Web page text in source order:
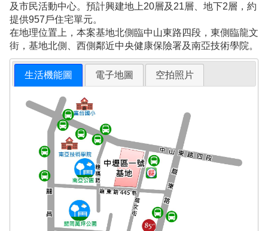
及市民活動中心。預計興建地上20層及21層、地下2層，約
提供957戶住宅單元。
在地理位置上，本案基地北側臨中山東路四段，東側臨龍文
街，基地北側、西側鄰近中央健康保險署及南亞技術學院。
生活機能圖 電子地圖 空拍照片